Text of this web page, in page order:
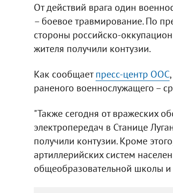
От действий врага один
– боевое травмирование. По
стороны российско-
жителя получили контузии.
Как сообщаетпресс-центр ООС
раненого военнослужащего –
"Также сегодня от вражеских
электропередач в Станице
получили контузии. Кроме
артиллерийских систем
общеобразовательной школы